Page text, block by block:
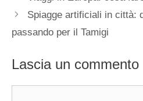
Spiagge artificiali in città:
passando per il Tamigi
Lascia un commento